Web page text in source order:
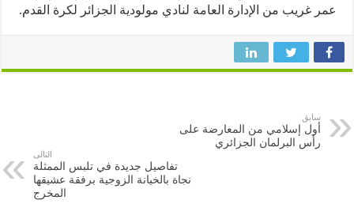
غريب من الإدارة العامة لنادي مولودية الجزائر لكرة القدم.
أول إسلامي من المعارضة على
رأس البرلمان الجزائري
تفاصيل جديدة في تلبس الممثلة
نجاة بالخيانة الزوجية برفقة عشيقها